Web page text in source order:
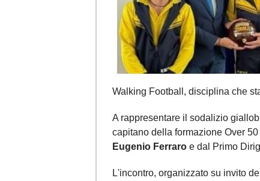
Walking Football, disciplina che
A rappresentare il sodalizio
capitano della formazione Over 50
Eugenio Ferraro e dal Primo
L'incontro, organizzato su invito